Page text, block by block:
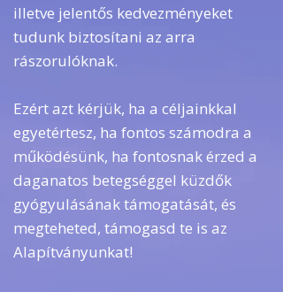
illetve jelentős kedvezményeket
tudunk biztosítani az arra
rászorulóknak.
Ezért azt kérjük, ha a céljainkkal
egyetértesz, ha fontos számodra a
működésünk, ha fontosnak érzed a
daganatos betegséggel küzdők
gyógyulásának támogatását, és
megteheted, támogasd te is az
Alapítványunkat!​